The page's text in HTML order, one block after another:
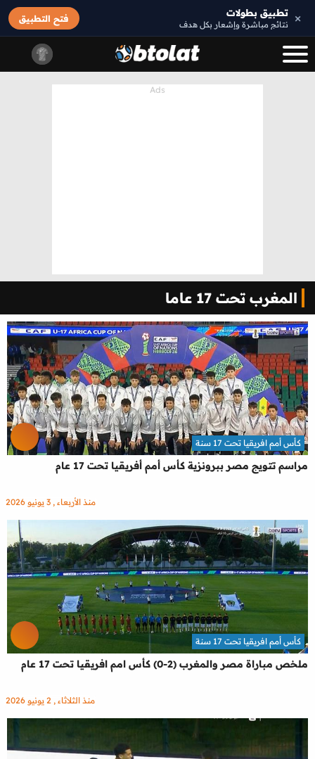
× تطبيق بطولات
نتائج مباشرة وإشعار بكل هدف
فتح التطبيق
المغرب تحت 17 عاما
مراسم تتويج مصر ببرونزية كأس أمم أفريقيا تحت 17 عام
كأس أمم افريقيا تحت 17 سنة
منذ الأربعاء , 3 يونيو 2026
ملخص مباراة مصر والمغرب (2-0) كأس امم افريقيا تحت 17 عام
كأس أمم افريقيا تحت 17 سنة
منذ الثلاثاء , 2 يونيو 2026